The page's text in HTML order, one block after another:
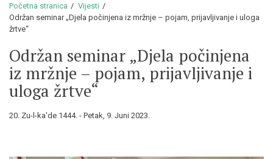
Početna stranica
Vijesti
Održan seminar „Djela počinjena iz mržnje – pojam, prijavljivanje i uloga
žrtve“
Održan seminar „Djela počinjena
iz mržnje – pojam, prijavljivanje i
uloga žrtve“
20. Zu-l-ka'de 1444. - Petak, 9. Juni 2023.